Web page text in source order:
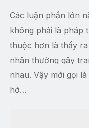
Các luận phần lớn
không phải là pháp
thuộc hơn là thấy
nhân thường gây
nhau. Vậy mới gọi
hở…